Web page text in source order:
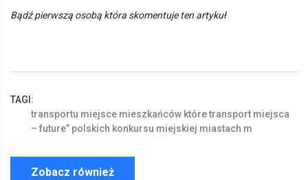
Bądź pierwszą osobą która skomentuje ten artykuł
TAGI:
transportu miejsce mieszkańców któretransport miejsca
– future” polskich konkursu miejskiej miastach m
Zobacz również